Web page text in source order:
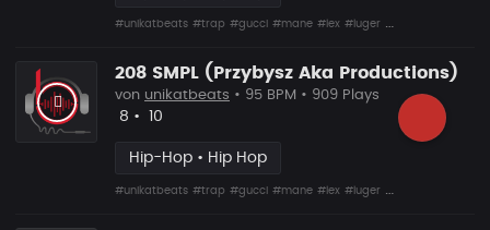
#unikatbeats #trap #gucci #mane #lex #luger #drumma
208 SMPL (Przybysz Aka Productions)
von unikatbeats • 95 BPM • 909 Plays
Likes
8 • Vorgeschlagen
10
Hip-Hop • Hip Hop
#unikatbeats #trap #gucci #mane #lex #luger #drumma